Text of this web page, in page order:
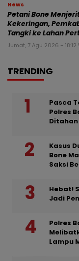
News
Petani Bone
Kekeringan,
Tangki ke Lahan
Jumat, 7 Agu 2026 - 18:12
TRENDING
Pasca
Polres
Ditahan
Kasus
Bone
Saksi
Hebat!
Jadi
Polres
Lampu